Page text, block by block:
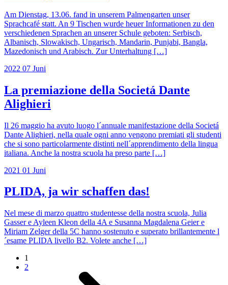
Am Dienstag, 13.06. fand in unserem Palmengarten unser
Sprachcafé statt. An 9 Tischen wurde heuer Informationen zu den
verschiedenen Sprachen an unserer Schule geboten: Serbisch,
Albanisch, Slowakisch, Ungarisch, Mandarin, Punjabi, Bangla,
Mazedonisch und Arabisch. Zur Unterhaltung […]
2022 07 Juni
La premiazione della Societá Dante
Alighieri
Il 26 maggio ha avuto luogo l´annuale manifestazione della Societá
Dante Alighieri, nella quale ogni anno vengono premiati gli studenti
che si sono particolarmente distinti nell´apprendimento della lingua
italiana. Anche la nostra scuola ha preso parte […]
2021 01 Juni
PLIDA, ja wir schaffen das!
Nel mese di marzo quattro studentesse della nostra scuola, Julia
Gasser e Ayleen Kleon della 4A e Susanna Magdalena Geier e
Miriam Zelger della 5C hanno sostenuto e superato brillantemente l
´esame PLIDA livello B2. Volete anche […]
1
2
Pagina successiva